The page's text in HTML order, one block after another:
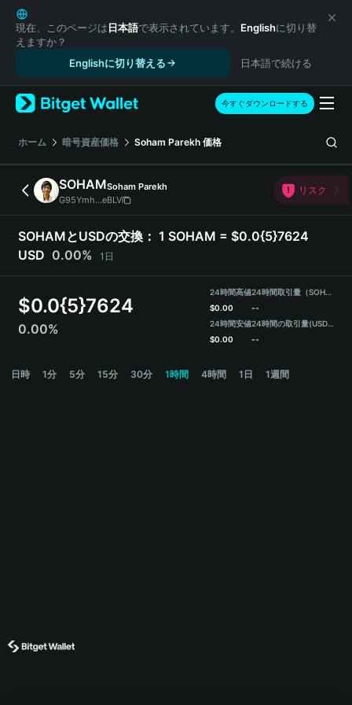
English
日本語
Tiếng Việt
Español (Latinoamérica)
Türkçe
Français
Deutsch
简体中文
繁體中文
Português (Portugal)
Bahasa Indonesia
ภาษาไทย
हिन्दी
Español
Português (Brasil)
現在、このページは日本語で表示されています。 Englishに切り替
えますか？
Englishに切り替える
日本語で続ける
今すぐダウンロードする
ホーム 暗号資産価格 Soham Parekh 価格
SOHAMSoham Parekh
G95Ymh...eBLV
リスク
SOHAMとUSDの交換： 1 SOHAM = $0.0{5}7624
USD 0.00% 1日
$0.0{5}7624
0.00%
24時間高値
$0.00
24時間安値
$0.00
24時間取引量（SOHAM）
--
24時間の取引量(USDT)
--
日時 1分 5分 15分 30分 1時間 4時間 1日 1週間